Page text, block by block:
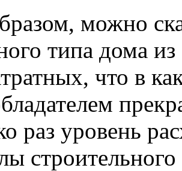
можно
типа дома
что в
раз уровень